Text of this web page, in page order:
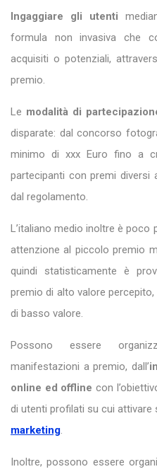
Ingaggiare gli utenti
formula non invasiva che
acquisiti o potenziali,
premio.
Le modalità di
disparate: dal concorso
minimo di xxx Euro fino a
partecipanti con premi diversi
dal regolamento.
L’italiano medio inoltre è
attenzione al piccolo premio
quindi statisticamente è
premio di alto valore
di basso valore.
Possono essere
manifestazioni a premio, dall’
online ed offline con
di utenti profilati su cui attivare
marketing.
Inoltre, possono essere